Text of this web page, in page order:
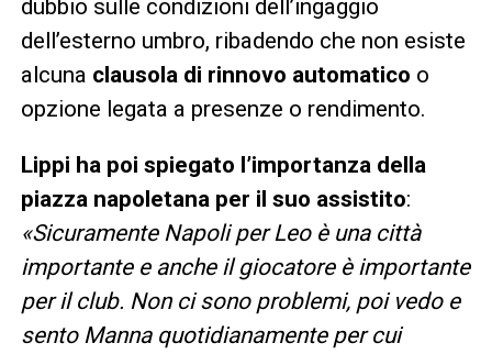
dubbio sulle condizioni dell’ingaggio
dell’esterno umbro, ribadendo che non esiste
alcuna clausola di rinnovo automatico o
opzione legata a presenze o rendimento.
Lippi ha poi spiegato l’importanza della
piazza napoletana per il suo assistito:
«Sicuramente Napoli per Leo è una città
importante e anche il giocatore è importante
per il club. Non ci sono problemi, poi vedo e
sento Manna quotidianamente per cui